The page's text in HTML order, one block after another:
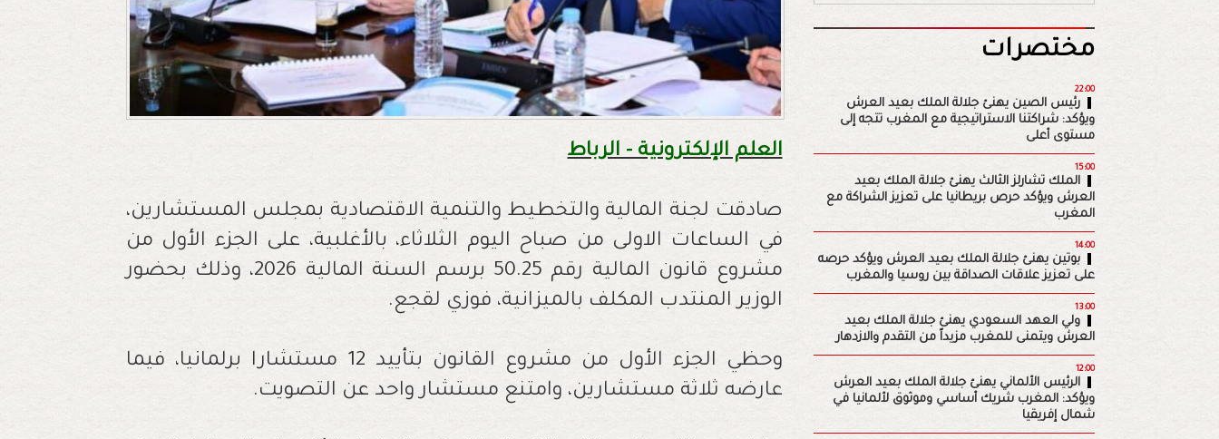
العلم الإلكترونية - الرباط
صادقت لجنة المالية والتخطيط والتنمية الاقتصادية بمجلس المستشارين،
في الساعات الاولى من صباح اليوم الثلاثاء، بالأغلبية، على الجزء الأول من
مشروع قانون المالية رقم 50.25 برسم السنة المالية 2026، وذلك بحضور
الوزير المنتدب المكلف بالميزانية، فوزي لقجع.
وحظي الجزء الأول من مشروع القانون بتأييد 12 مستشارا برلمانيا، فيما
عارضه ثلاثة مستشارين، وامتنع مستشار واحد عن التصويت.
مختصرات
22:00
رئيس الصين يهنئ جلالة الملك بعيد العرش
ويؤكد: شراكتنا الاستراتيجية مع المغرب تتجه إلى
مستوى أعلى
15:00
الملك تشارلز الثالث يهنئ جلالة الملك بعيد
العرش ويؤكد حرص بريطانيا على تعزيز الشراكة مع
المغرب
14:00
بوتين يهنئ جلالة الملك بعيد العرش ويؤكد حرصه
على تعزيز علاقات الصداقة بين روسيا والمغرب
13:00
ولي العهد السعودي يهنئ جلالة الملك بعيد
العرش ويتمنى للمغرب مزيداً من التقدم والازدهار
12:00
الرئيس الألماني يهنئ جلالة الملك بعيد العرش
ويؤكد: المغرب شريك أساسي وموثوق لألمانيا في
شمال إفريقيا